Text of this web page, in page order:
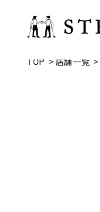
TOP 店舗一覧